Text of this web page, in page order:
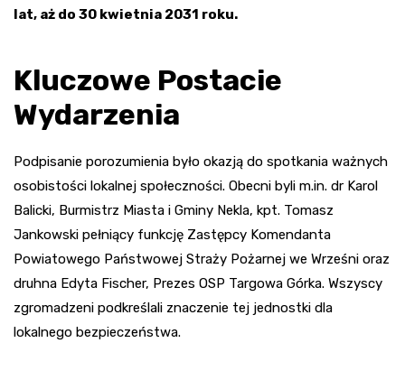
lat, aż do 30 kwietnia 2031 roku.
Kluczowe Postacie
Wydarzenia
Podpisanie porozumienia było okazją do spotkania ważnych
osobistości lokalnej społeczności. Obecni byli m.in. dr Karol
Balicki, Burmistrz Miasta i Gminy Nekla, kpt. Tomasz
Jankowski pełniący funkcję Zastępcy Komendanta
Powiatowego Państwowej Straży Pożarnej we Wrześni oraz
druhna Edyta Fischer, Prezes OSP Targowa Górka. Wszyscy
zgromadzeni podkreślali znaczenie tej jednostki dla
lokalnego bezpieczeństwa.